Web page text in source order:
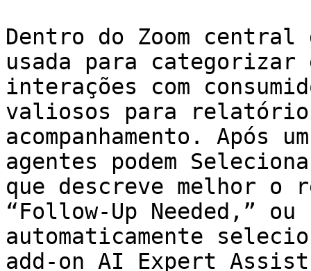
Dentro do Zoom
usada para
interações com
valiosos para
acompanhamento.
agentes podem
que descreve melhor o
“Follow-Up Needed,”
automaticamente
add-on AI Expert